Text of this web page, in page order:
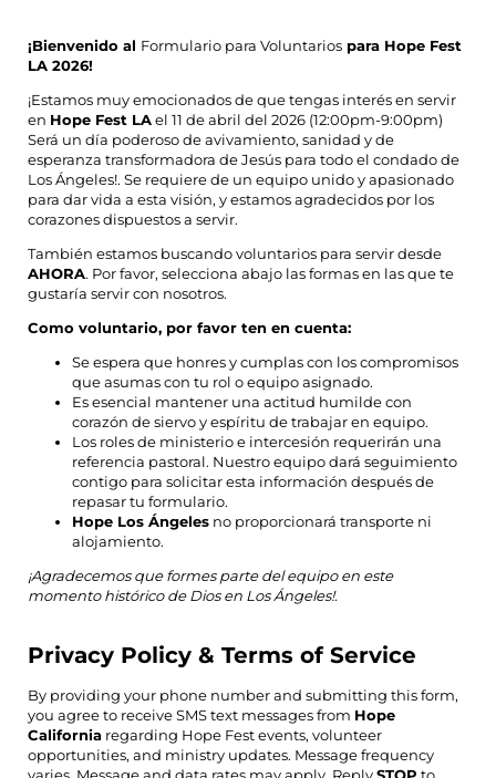
¡Bienvenido al Formulario para Voluntarios para Hope Fest
LA 2026!
¡Estamos muy emocionados de que tengas interés en servir
en Hope Fest LAel 11 de abril del 2026 (12:00pm-9:00pm)
Será un día poderoso de avivamiento, sanidad y de
esperanza transformadora de Jesús para todo el condado de
Los Ángeles!. Se requiere de un equipo unido y apasionado
para dar vida a esta visión, y estamos agradecidos por los
corazones dispuestos a servir.
También estamos buscando voluntarios para servir desde
AHORA. Por favor, selecciona abajo las formas en las que te
gustaría servir con nosotros.
Como voluntario, por favor ten en cuenta:
Se espera que honres y cumplas con los compromisos
que asumas con tu rol o equipo asignado.
Es esencial mantener una actitud humilde con
corazón de siervo y espíritu de trabajar en equipo.
Los roles de ministerio e intercesión requerirán una
referencia pastoral. Nuestro equipo dará seguimiento
contigo para solicitar esta información después de
repasar tu formulario.
Hope Los Ángeles no proporcionará transporte ni
alojamiento.
¡Agradecemos que formes parte del equipo en este
momento histórico de Dios en Los Ángeles!.
Privacy Policy & Terms of Service
By providing your phone number and submitting this form,
you agree to receive SMS text messages from Hope
California regarding Hope Fest events, volunteer
opportunities, and ministry updates. Message frequency
varies. Message and data rates may apply. ReplySTOP to